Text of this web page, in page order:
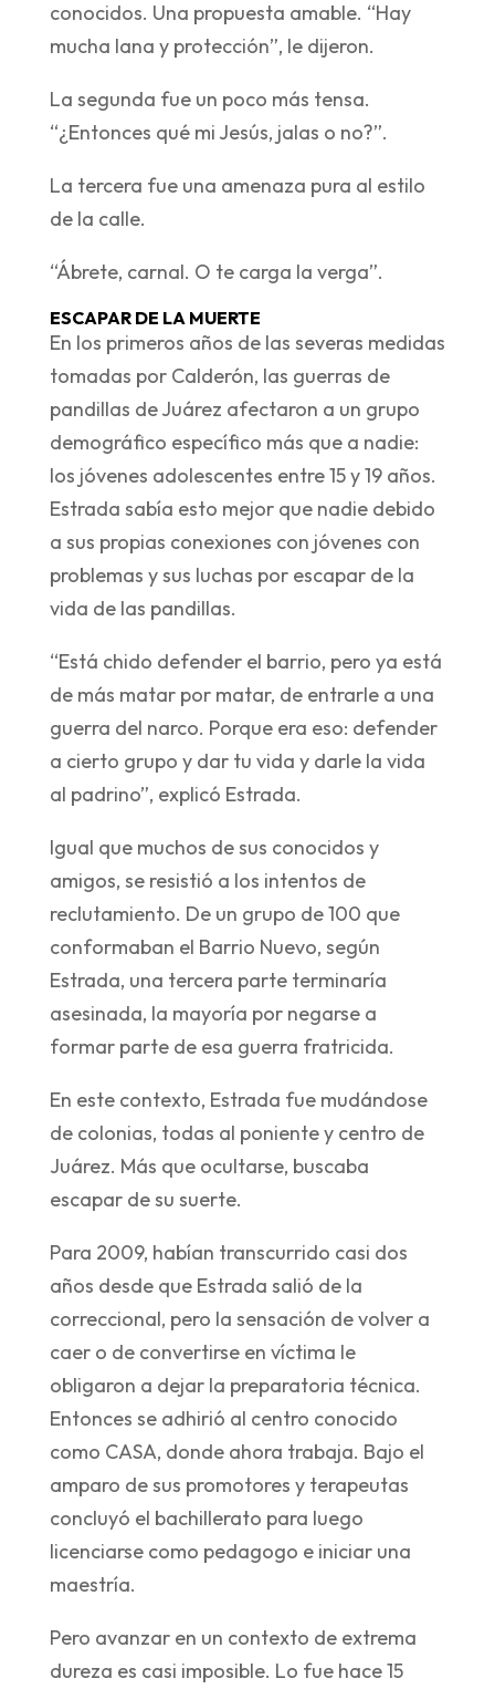
conocidos. Una propuesta amable. “Hay
mucha lana y protección”, le dijeron.
La segunda fue un poco más tensa.
“¿Entonces qué mi Jesús, jalas o no?”.
La tercera fue una amenaza pura al estilo
de la calle.
“Ábrete, carnal. O te carga la verga”.
ESCAPAR DE LA MUERTE
En los primeros años de las severas medidas
tomadas por Calderón, las guerras de
pandillas de Juárez afectaron a un grupo
demográfico específico más que a nadie:
los jóvenes adolescentes entre 15 y 19 años.
Estrada sabía esto mejor que nadie debido
a sus propias conexiones con jóvenes con
problemas y sus luchas por escapar de la
vida de las pandillas.
“Está chido defender el barrio, pero ya está
de más matar por matar, de entrarle a una
guerra del narco. Porque era eso: defender
a cierto grupo y dar tu vida y darle la vida
al padrino”, explicó Estrada.
Igual que muchos de sus conocidos y
amigos, se resistió a los intentos de
reclutamiento. De un grupo de 100 que
conformaban el Barrio Nuevo, según
Estrada, una tercera parte terminaría
asesinada, la mayoría por negarse a
formar parte de esa guerra fratricida.
En este contexto, Estrada fue mudándose
de colonias, todas al poniente y centro de
Juárez. Más que ocultarse, buscaba
escapar de su suerte.
Para 2009, habían transcurrido casi dos
años desde que Estrada salió de la
correccional, pero la sensación de volver a
caer o de convertirse en víctima le
obligaron a dejar la preparatoria técnica.
Entonces se adhirió al centro conocido
como CASA, donde ahora trabaja. Bajo el
amparo de sus promotores y terapeutas
concluyó el bachillerato para luego
licenciarse como pedagogo e iniciar una
maestría.
Pero avanzar en un contexto de extrema
dureza es casi imposible. Lo fue hace 15